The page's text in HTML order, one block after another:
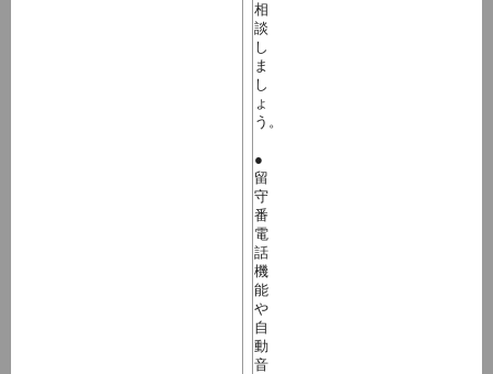
相
談
し
ま
し
ょ
う。
●
留
守
番
電
話
機
能
や
自
動
音